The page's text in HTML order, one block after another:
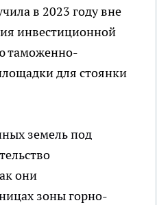
в 2023 году вне
инвестиционной
таможенно-
для стоянки
земель под
они
зоны горно-